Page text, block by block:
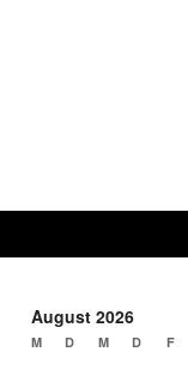
August 2026
M D M D F